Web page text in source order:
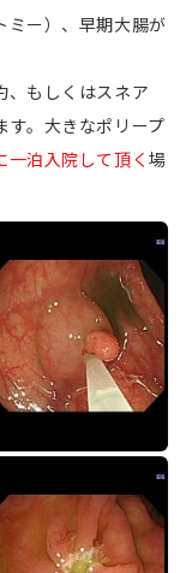
ミー）、早期大腸が
、もしくはスネア
す。大きなポリープ
一泊入院して頂く場